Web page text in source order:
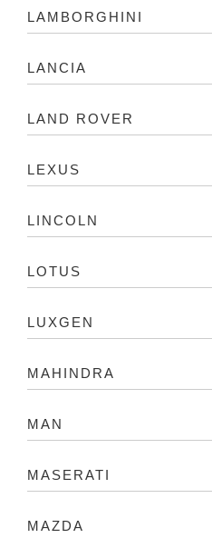
LAMBORGHINI
LANCIA
LAND ROVER
LEXUS
LINCOLN
LOTUS
LUXGEN
MAHINDRA
MAN
MASERATI
MAZDA